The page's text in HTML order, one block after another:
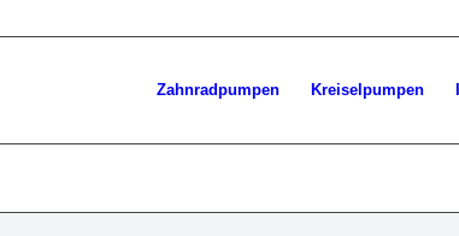
Zahnradpumpen Kreiselpumpen